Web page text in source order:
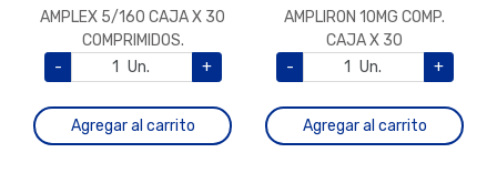
AMPLEX 5/160 CAJA X 30
COMPRIMIDOS.
-
Un. +
Agregar al carrito
AMPLIRON 10MG COMP.
CAJA X 30
-
Un. +
Agregar al carrito